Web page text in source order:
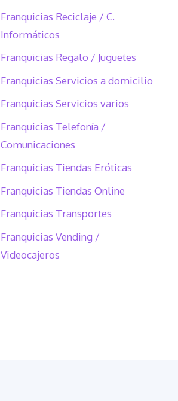
Franquicias Reciclaje / C.
Informáticos
Franquicias Regalo / Juguetes
Franquicias Servicios a domicilio
Franquicias Servicios varios
Franquicias Telefonía /
Comunicaciones
Franquicias Tiendas Eróticas
Franquicias Tiendas Online
Franquicias Transportes
Franquicias Vending /
Videocajeros